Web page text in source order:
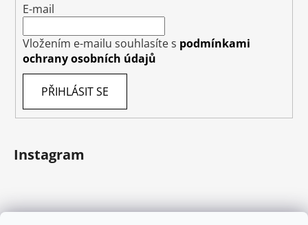
E-mail
Vložením e-mailu souhlasíte s podmínkami
ochrany osobních údajů
PŘIHLÁSIT SE
Instagram